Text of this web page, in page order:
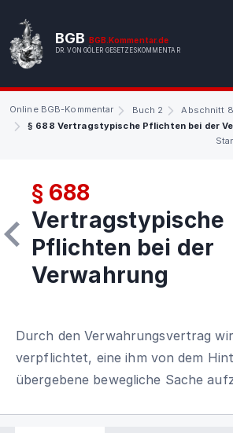
BGB BGB.Kommentar.de
DR. VON GÖLER GESETZESKOMMENTAR
Online BGB-Kommentar Buch 2 Abschnitt 8
§ 688 Vertragstypische Pflichten bei der
§ 688
Vertragstypische
Pflichten bei der
Verwahrung
Durch den Verwahrungsvertrag
verpflichtet, eine ihm von dem
übergebene bewegliche Sache